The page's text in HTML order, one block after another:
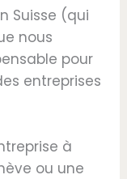
Suisse (qui
nous
pour
entreprises
à
ou une